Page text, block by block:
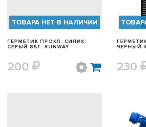
ТОВАРА НЕТ В НАЛИЧИИ
ГЕРМЕТИК ПРОКЛ. СИЛИК.
СЕРЫЙ 85Г. RUNWAY
200
ЧЕРНЫЙ
230